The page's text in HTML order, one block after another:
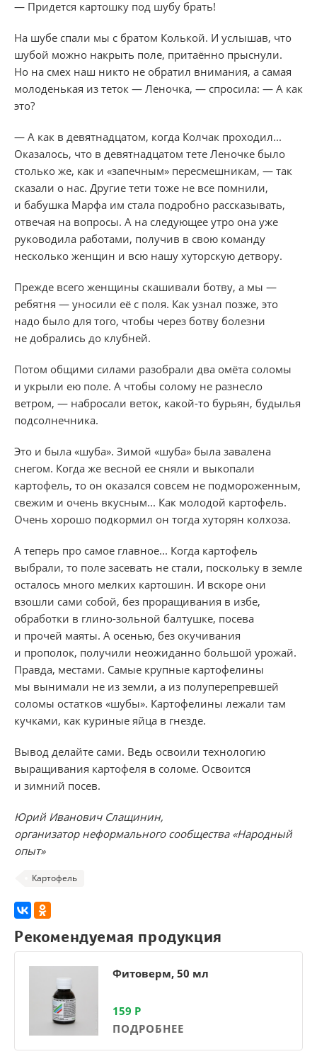
— Придется картошку под шубу брать!
На шубе спали мы с братом Колькой. И услышав, что
шубой можно накрыть поле, притаённо прыснули.
Но на смех наш никто не обратил внимания, а самая
молоденькая из теток — Леночка, — спросила: — А как
это?
— А как в девятнадцатом, когда Колчак проходил...
Оказалось, что в девятнадцатом тете Леночке было
столько же, как и «запечным» пересмешникам, — так
сказали о нас. Другие тети тоже не все помнили,
и бабушка Марфа им стала подробно рассказывать,
отвечая на вопросы. А на следующее утро она уже
руководила работами, получив в свою команду
несколько женщин и всю нашу хуторскую детвору.
Прежде всего женщины скашивали ботву, а мы —
ребятня — уносили её с поля. Как узнал позже, это
надо было для того, чтобы через ботву болезни
не добрались до клубней.
Потом общими силами разобрали два омёта соломы
и укрыли ею поле. А чтобы солому не разнесло
ветром, — набросали веток, какой-то бурьян, будылья
подсолнечника.
Это и была «шуба». Зимой «шуба» была завалена
снегом. Когда же весной ее сняли и выкопали
картофель, то он оказался совсем не подмороженным,
свежим и очень вкусным... Как молодой картофель.
Очень хорошо подкормил он тогда хуторян колхоза.
А теперь про самое главное... Когда картофель
выбрали, то поле засевать не стали, поскольку в земле
осталось много мелких картошин. И вскоре они
взошли сами собой, без проращивания в избе,
обработки в глино-зольной балтушке, посева
и прочей маяты. А осенью, без окучивания
и прополок, получили неожиданно большой урожай.
Правда, местами. Самые крупные картофелины
мы вынимали не из земли, а из полуперепревшей
соломы остатков «шубы». Картофелины лежали там
кучками, как куриные яйца в гнезде.
Вывод делайте сами. Ведь освоили технологию
выращивания картофеля в соломе. Освоится
и зимний посев.
Юрий Иванович Слащинин,
организатор неформального сообщества «Народный
опыт»
Картофель
Рекомендуемая продукция
Фитоверм, 50 мл
159 Р
ПОДРОБНЕЕ